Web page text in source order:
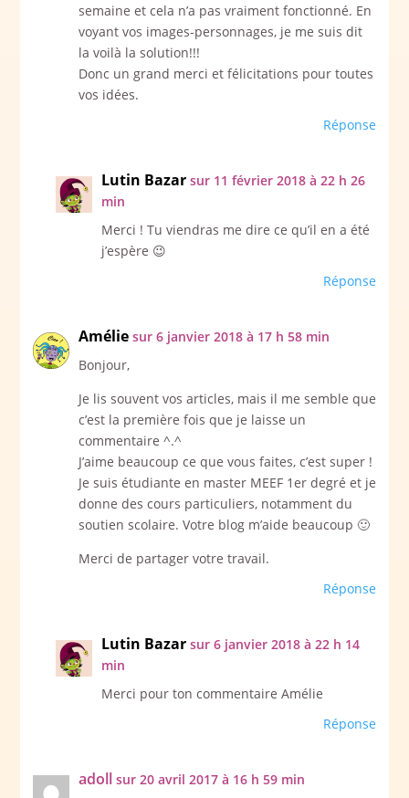
semaine et cela n’a pas vraiment fonctionné. En
voyant vos images-personnages, je me suis dit
la voilà la solution!!!
Donc un grand merci et félicitations pour toutes
vos idées.
Réponse
Lutin Bazar sur 11 février 2018 à 22 h 26
min
Merci ! Tu viendras me dire ce qu’il en a été
j’espère 😉
Réponse
Amélie sur 6 janvier 2018 à 17 h 58 min
Bonjour,
Je lis souvent vos articles, mais il me semble que
c’est la première fois que je laisse un
commentaire ^.^
J’aime beaucoup ce que vous faites, c’est super !
Je suis étudiante en master MEEF 1er degré et je
donne des cours particuliers, notamment du
soutien scolaire. Votre blog m’aide beaucoup 🙂
Merci de partager votre travail.
Réponse
Lutin Bazar sur 6 janvier 2018 à 22 h 14
min
Merci pour ton commentaire Amélie
Réponse
adoll sur 20 avril 2017 à 16 h 59 min